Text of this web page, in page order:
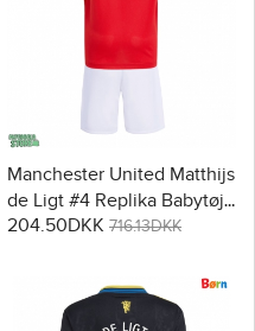
Manchester United Matthijs
de Ligt #4 Replika Babytøj
Hjemmebanesæt Børn
Korte bukser)
204.50DKK 716.13DKK